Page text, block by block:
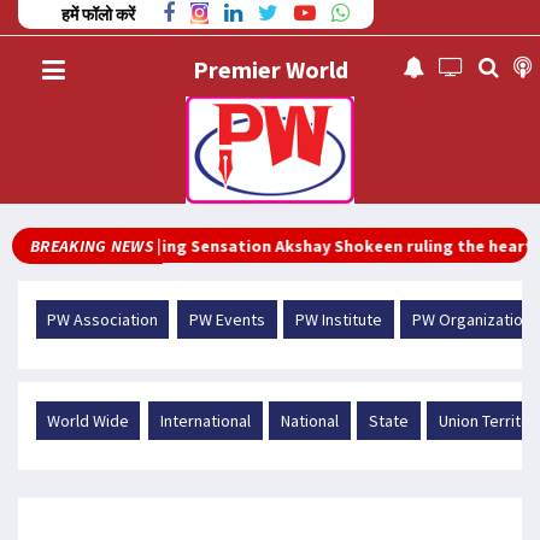
हमें फॉलो करें
Premier World
BREAKING NEWS |
Punjabi Singing Sensation Akshay Shokeen ruling the hearts of
PW Association PW Events PW Institute PW Organization
World Wide International National State Union